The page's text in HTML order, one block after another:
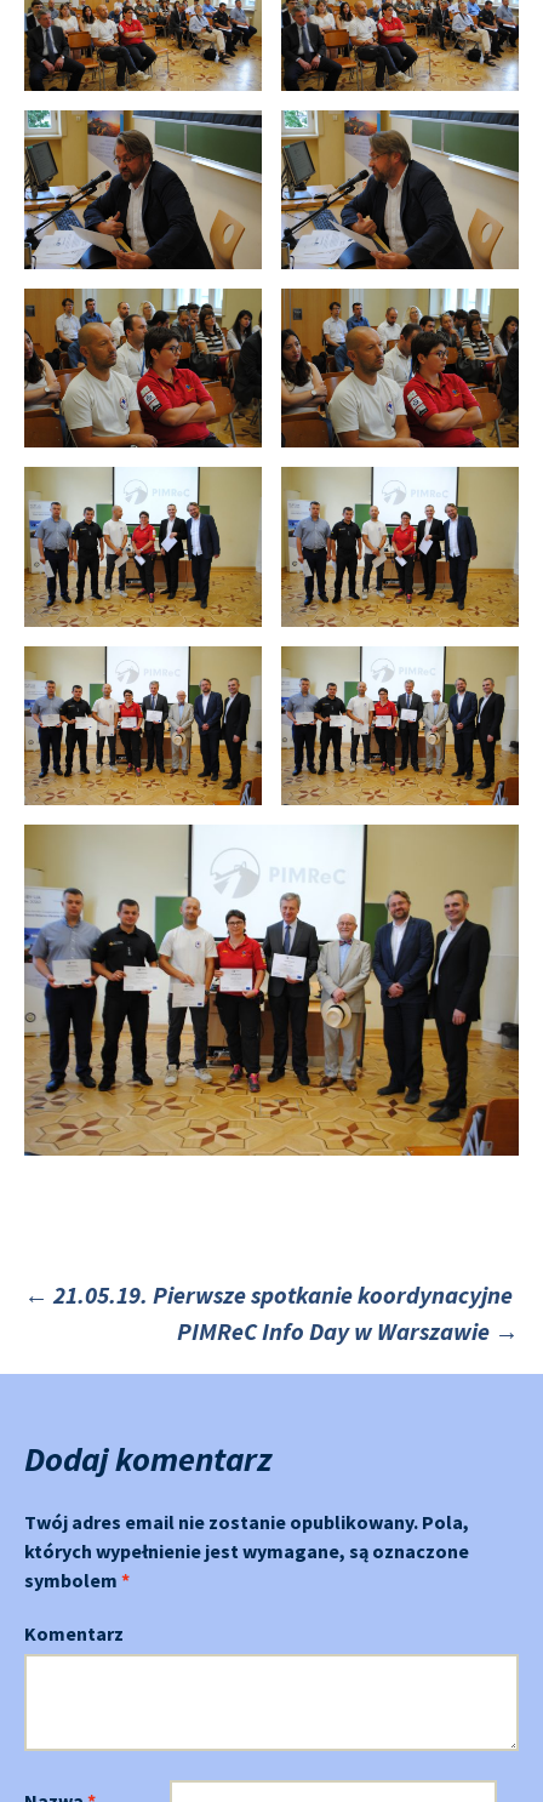
Nawigacja
po
← 21.05.19. Pierwsze spotkanie koordynacyjne
PIMReC Info Day w Warszawie →
Dodaj komentarz
Twój adres email nie zostanie opublikowany. Pola,
których wypełnienie jest wymagane, są oznaczone
symbolem *
Komentarz